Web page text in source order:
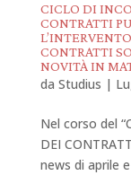
CICLO DI
CONTRATTI
CONTRATTI
NOVITÀ IN
da Studius |
Nel corso del
DEI
news di aprile